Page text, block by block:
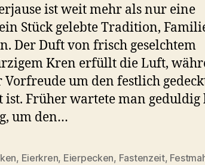
ist weit mehr als nur eine
Stück gelebte Tradition,
Der Duft von frisch geselchtem
Kren erfüllt die Luft,
um den festlich
ist. Früher wartete man geduldig
um den…
, Eierkren, Eierpecken, Fastenzeit,